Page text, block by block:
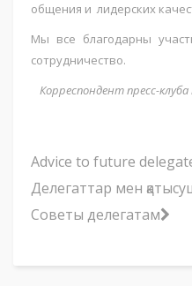
общения и лидерских
Мы все благодарны
Корреспондент пресс-
Advice to future
Делегаттар мен
Советы делегатам